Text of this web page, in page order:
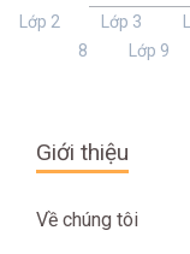
Lớp 2 Lớp 3
8
Lớp 9
Giới thiệu
Về chúng tôi